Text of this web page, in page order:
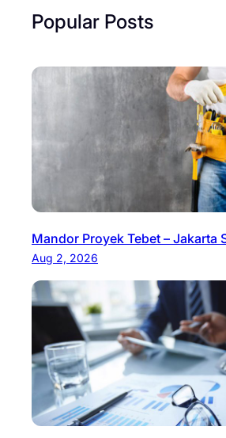
Popular Posts
Mandor Proyek Tebet – Jakarta
Aug 2, 2026